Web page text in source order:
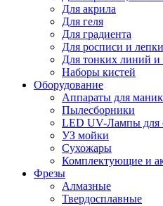
Для акрила
Для геля
Для градиента
Для росписи и лепки
Для тонких линий и
Наборы кистей
Оборудование
Аппараты для
Пылесборники
LED UV-Лампы для
УЗ мойки
Сухожары
Комплектующие и
Фрезы
Алмазные
Твердосплавные